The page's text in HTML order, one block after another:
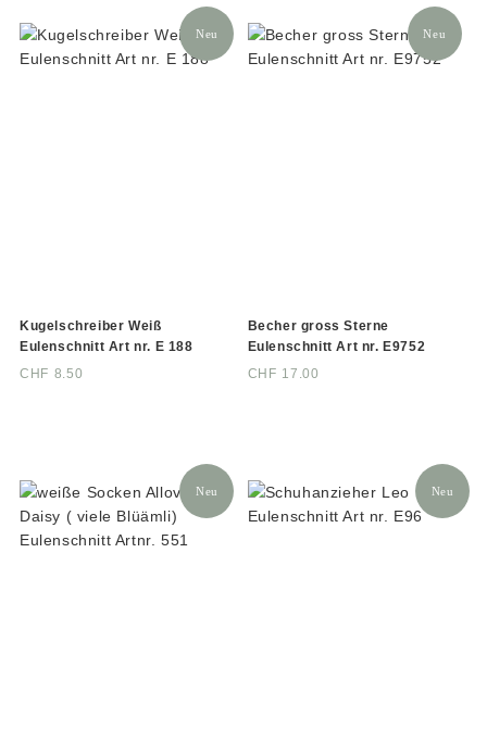
Neu
Kugelschreiber Weiß
Eulenschnitt Art nr. E 188
CHF 8.50
Neu
Becher gross Sterne
Eulenschnitt Art nr. E9752
CHF 17.00
Neu Neu